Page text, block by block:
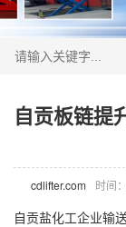
自贡板链提
cdlifter.com 时间
自贡盐化工企业输